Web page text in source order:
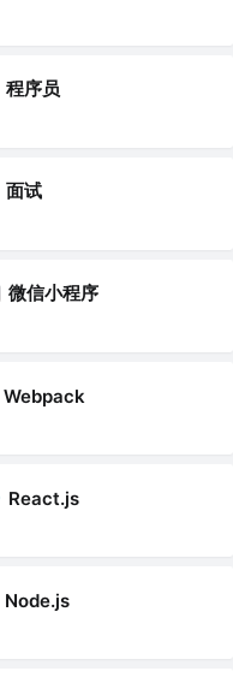
程序员
面试
微信小程序
Webpack
React.js
Node.js